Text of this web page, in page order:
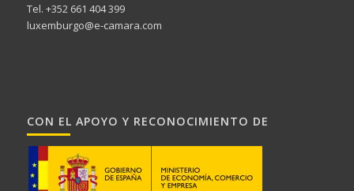
Tel. +352 661 404 399
luxemburgo@e-camara.com
CON EL APOYO Y RECONOCIMIENTO DE